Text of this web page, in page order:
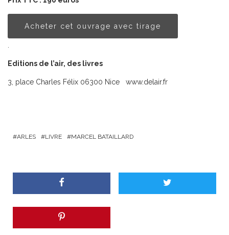
Acheter cet ouvrage avec tirage
Editions de l’air, des livres
3, place Charles Félix 06300 Nice www.delair.fr
ARLES LIVRE MARCEL BATAILLARD